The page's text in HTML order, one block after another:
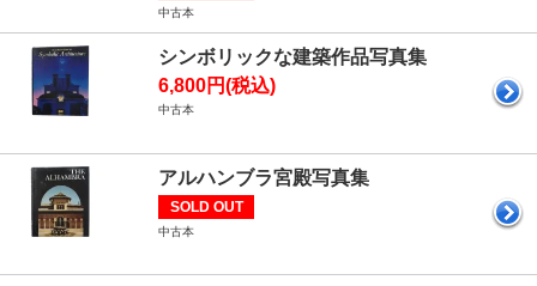
中古本
シンボリックな建築作品写真集
6,800円(税込)
中古本
アルハンブラ宮殿写真集
SOLD OUT
中古本